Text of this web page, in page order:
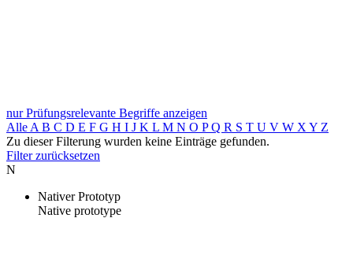
nur Prüfungsrelevante Begriffe anzeigen
Alle A B C D E F G H I J K L M N O PQ R S T U V W X Y Z
Zu dieser Filterung wurden keine Einträge gefunden.
Filter zurücksetzen
N
Nativer Prototyp
Native prototype